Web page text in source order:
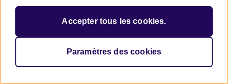
Cookies
© 2026 British Council
Accepter tous les cookies.
Paramètres des cookies